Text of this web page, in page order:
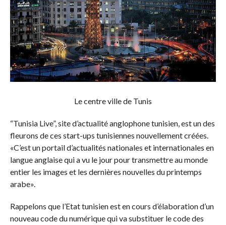
Le centre ville de Tunis
“Tunisia Live”, site d’actualité anglophone tunisien, est un des
fleurons de ces start-ups tunisiennes nouvellement créées.
«C’est un portail d’actualités nationales et internationales en
langue anglaise qui a vu le jour pour transmettre au monde
entier les images et les dernières nouvelles du printemps
arabe».
Rappelons que l’Etat tunisien est en cours d’élaboration d’un
nouveau code du numérique qui va substituer le code des